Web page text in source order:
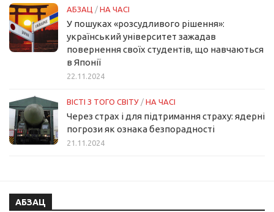
АБЗАЦ / НА ЧАСІ
У пошуках «розсудливого рішення»:
український університет зажадав
повернення своїх студентів, що навчаються
в Японії
22.11.2024
ВІСТІ З ТОГО СВІТУ / НА ЧАСІ
Через страх і для підтримання страху: ядерні
погрози як ознака безпорадності
21.11.2024
АБЗАЦ